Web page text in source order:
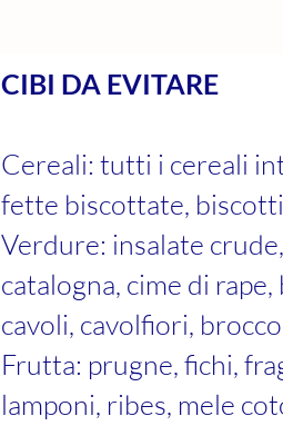
CIBI DA EVITARE
Cereali: tutti i cereali
fette biscottate,
Verdure: insalate
catalogna, cime di
cavoli, cavolfiori,
Frutta: prugne, fichi,
lamponi, ribes, mele